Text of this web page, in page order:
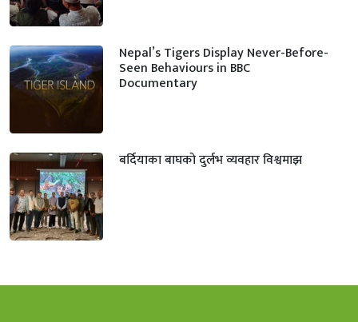
Nepal’s Tigers Display Never-Before-
Seen Behaviours in BBC
Documentary
बर्दियाका बाघको दुर्लभ व्यवहार विश्वमाझ